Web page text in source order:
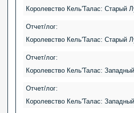
Королевство Кель'Талас: Старый
Отчет/лог:
Королевство Кель'Талас: Старый
Отчет/лог:
Королевство Кель'Талас: Западный
Отчет/лог:
Королевство Кель'Талас: Западный